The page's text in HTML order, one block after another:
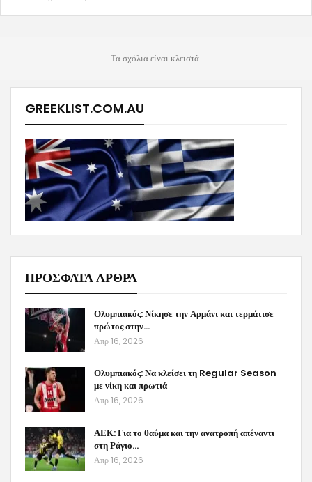
Τα σχόλια είναι κλειστά.
GREEKLIST.COM.AU
ΠΡΟΣΦΑΤΑ ΑΡΘΡΑ
Ολυμπιακός: Νίκησε την Αρμάνι και τερμάτισε
πρώτος στην…
Απρ 16, 2026
Ολυμπιακός: Να κλείσει τη Regular Season
με νίκη και πρωτιά
Απρ 16, 2026
ΑΕΚ: Για το θαύμα και την ανατροπή απέναντι
στη Ράγιο…
Απρ 16, 2026